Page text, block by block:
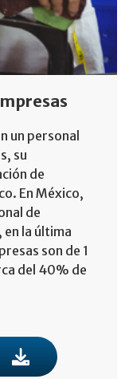
un personal
su
de
En México,
de
la última
son de 1
del 40% de